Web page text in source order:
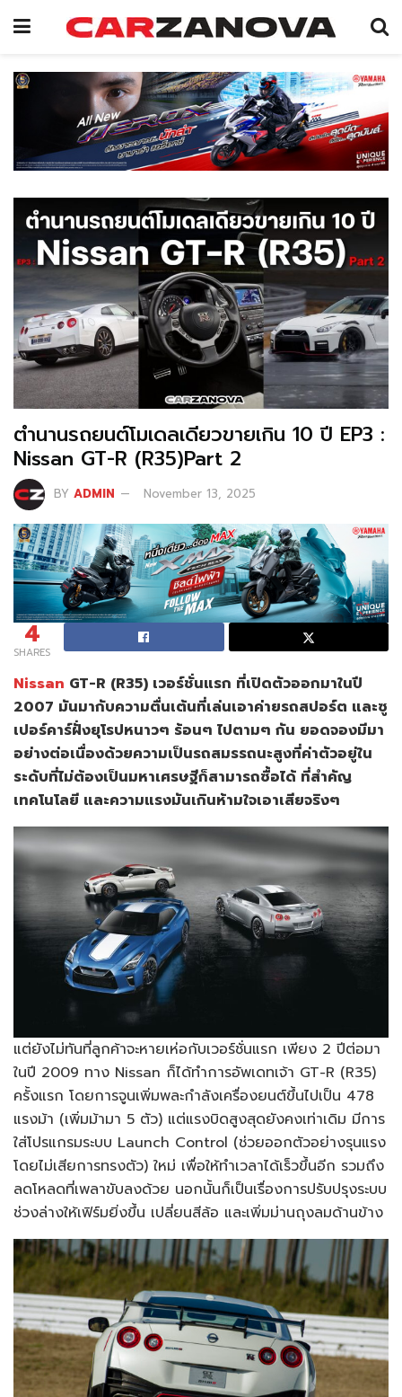
ตำนานรถยนต์โมเดลเดียวขายเกิน 10 ปี EP3 :
Nissan GT-R (R35)Part 2
BY ADMIN November 13, 2025
4
SHARES
Nissan GT-R (R35) เวอร์ชั่นแรก ที่เปิดตัวออกมาในปี
2007 มันมากับความตื่นเต้นที่เล่นเอาค่ายรถสปอร์ต และซู
เปอร์คาร์ฝั่งยุโรปหนาวๆ ร้อนๆ ไปตามๆ กัน ยอดจองมีมา
อย่างต่อเนื่องด้วยความเป็นรถสมรรถนะสูงที่ค่าตัวอยู่ใน
ระดับที่ไม่ต้องเป็นมหาเศรษฐีก็สามารถซื้อได้ ที่สำคัญ
เทคโนโลยี และความแรงมันเกินห้ามใจเอาเสียจริงๆ
แต่ยังไม่ทันที่ลูกค้าจะหายเห่อกับเวอร์ชั่นแรก เพียง 2 ปีต่อมา
ในปี 2009 ทาง Nissan ก็ได้ทำการอัพเดทเจ้า GT-R (R35)
ครั้งแรก โดยการจูนเพิ่มพละกำลังเครื่องยนต์ขึ้นไปเป็น 478
แรงม้า (เพิ่มม้ามา 5 ตัว) แต่แรงบิดสูงสุดยังคงเท่าเดิม มีการ
ใส่โปรแกรมระบบ Launch Control (ช่วยออกตัวอย่างรุนแรง
โดยไม่เสียการทรงตัว) ใหม่ เพื่อให้ทำเวลาได้เร็วขึ้นอีก รวมถึง
ลดโหลดที่เพลาขับลงด้วย นอกนั้นก็เป็นเรื่องการปรับปรุงระบบ
ช่วงล่างให้เฟิร์มยิ่งขึ้น เปลี่ยนสีล้อ และเพิ่มม่านถุงลมด้านข้าง